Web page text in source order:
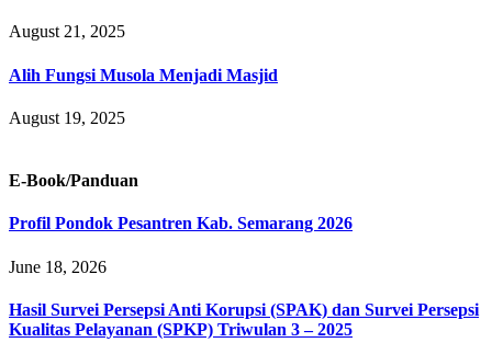
August 21, 2025
Alih Fungsi Musola Menjadi Masjid
August 19, 2025
E-Book/Panduan
Profil Pondok Pesantren Kab. Semarang 2026
June 18, 2026
Hasil Survei Persepsi Anti Korupsi (SPAK) dan Survei Persepsi
Kualitas Pelayanan (SPKP) Triwulan 3 – 2025